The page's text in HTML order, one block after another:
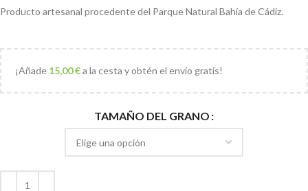
Producto artesanal procedente del Parque Natural Bahía de Cádiz.
¡Añade 15,00€a la cesta y obtén el envío gratis!
TAMAÑO DEL GRANO